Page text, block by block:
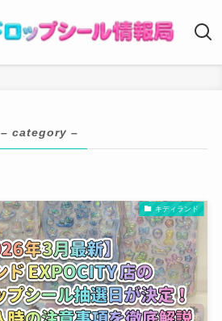
– category –
キディランド